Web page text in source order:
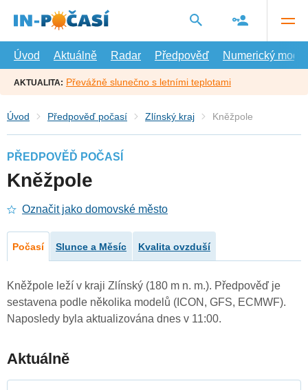
hlavní
Úvod
Aktuálně Radar Předpověď Numerický model
AKTUALITA: Převážně slunečno s letními teplotami
Úvod Předpověď počasí Zlínský kraj Kněžpole
PŘEDPOVĚĎ POČASÍ
Kněžpole
Označit jako domovské město
Počasí Slunce a Měsíc Kvalita ovzduší
Kněžpole leží v kraji Zlínský (180 m n. m.). Předpověď je
sestavena podle několika modelů (ICON, GFS, ECMWF).
Naposledy byla aktualizována dnes v 11:00.
Aktuálně